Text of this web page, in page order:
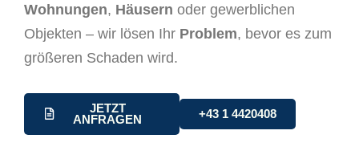
Wohnungen, Häusern oder gewerblichen
Objekten – wir lösen Ihr Problem, bevor es zum
größeren Schaden wird.
JETZT
ANFRAGEN
+43 1 4420408